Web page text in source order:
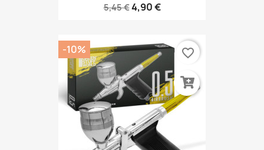
5,45 €4,90 €
-10% favorite_border